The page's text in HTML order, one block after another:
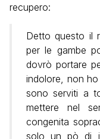
recupero:
Detto questo il
per le gambe
dovrò portare
indolore, non ho
sono serviti a
mettere nel
congenita
solo un pò di